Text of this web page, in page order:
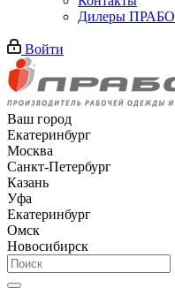
Дилеры ПРАБО
Войти
Ваш город
Екатеринбург
Москва
Санкт-Петербург
Казань
Уфа
Екатеринбург
Омск
Новосибирск